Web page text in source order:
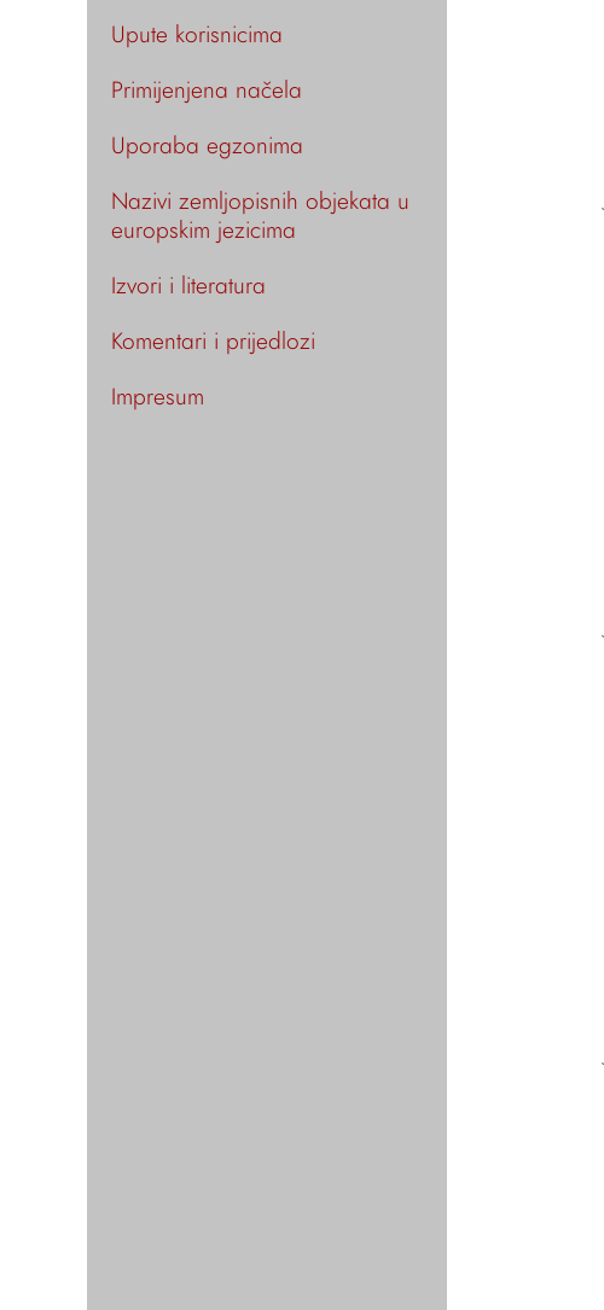
Upute korisnicima
Primijenjena načela
Uporaba egzonima
Nazivi zemljopisnih objekata u
europskim jezicima
Izvori i literatura
Komentari i prijedlozi
Impresum